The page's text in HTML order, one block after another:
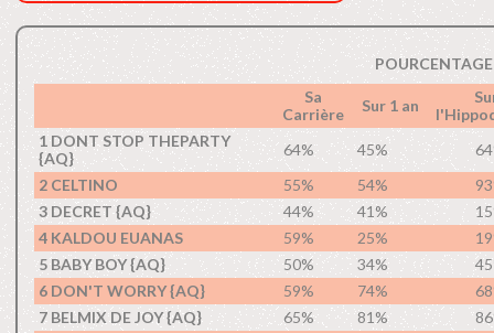
Sa
Carrière
Sur 1 an
1 DONT STOP THEPARTY
{AQ}
64% 45%
2 CELTINO
55% 54%
3 DECRET {AQ}
44% 41%
4 KALDOU EUANAS
59% 25%
5 BABY BOY {AQ}
50% 34%
6 DON'T WORRY {AQ}
59% 74%
7 BELMIX DE JOY {AQ}
65% 81%